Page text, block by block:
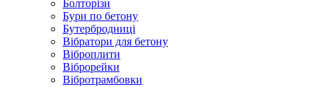
Болторізи
Бури по бетону
Бутербродниці
Вібратори для бетону
Віброплити
Віброрейки
Вібротрамбовки